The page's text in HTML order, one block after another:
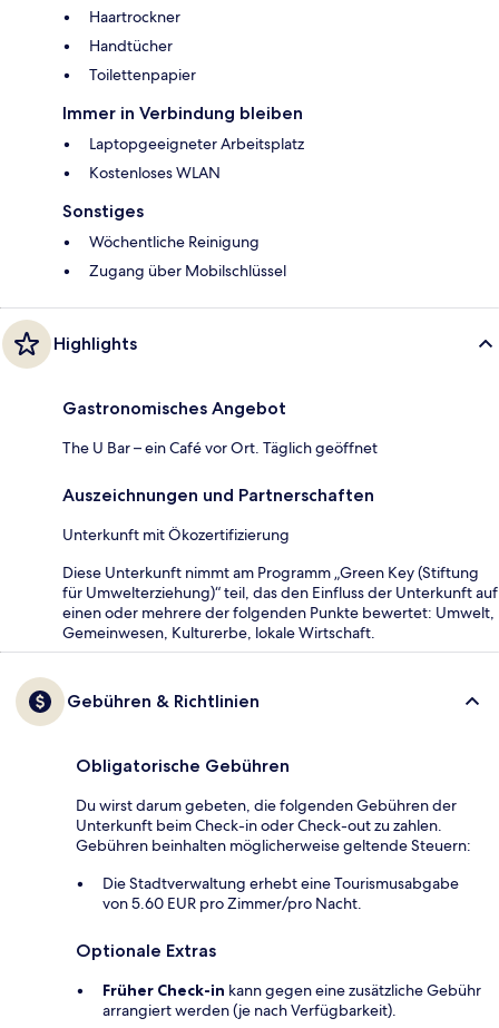
Haartrockner
Handtücher
Toilettenpapier
Immer in Verbindung bleiben
Laptopgeeigneter Arbeitsplatz
Kostenloses WLAN
Sonstiges
Wöchentliche Reinigung
Zugang über Mobilschlüssel
Highlights
Gastronomisches Angebot
The U Bar – ein Café vor Ort. Täglich geöffnet
Auszeichnungen und Partnerschaften
Unterkunft mit Ökozertifizierung
Diese Unterkunft nimmt am Programm „Green Key (Stiftung
für Umwelterziehung)“ teil, das den Einfluss der Unterkunft auf
einen oder mehrere der folgenden Punkte bewertet: Umwelt,
Gemeinwesen, Kulturerbe, lokale Wirtschaft.
Gebühren & Richtlinien
Obligatorische Gebühren
Du wirst darum gebeten, die folgenden Gebühren der
Unterkunft beim Check-in oder Check-out zu zahlen.
Gebühren beinhalten möglicherweise geltende Steuern:
Die Stadtverwaltung erhebt eine Tourismusabgabe
von 5.60 EUR pro Zimmer/pro Nacht.
Optionale Extras
Früher Check-in kann gegen eine zusätzliche Gebühr
arrangiert werden (je nach Verfügbarkeit).